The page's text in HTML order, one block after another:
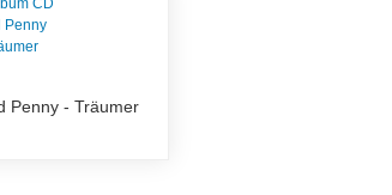
Penny - Träumer